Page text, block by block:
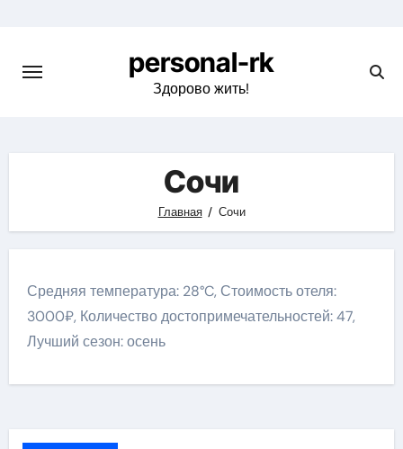
содержимому
personal-rk
Здорово жить!
Сочи
Главная Сочи
Средняя температура: 28°C, Стоимость отеля:
3000₽, Количество достопримечательностей: 47,
Лучший сезон: осень